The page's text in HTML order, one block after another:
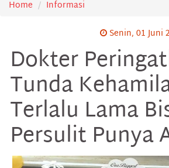
Home
Informasi
Senin, 01 Juni
Dokter
Tunda
Terlalu Lama
Persulit Punya